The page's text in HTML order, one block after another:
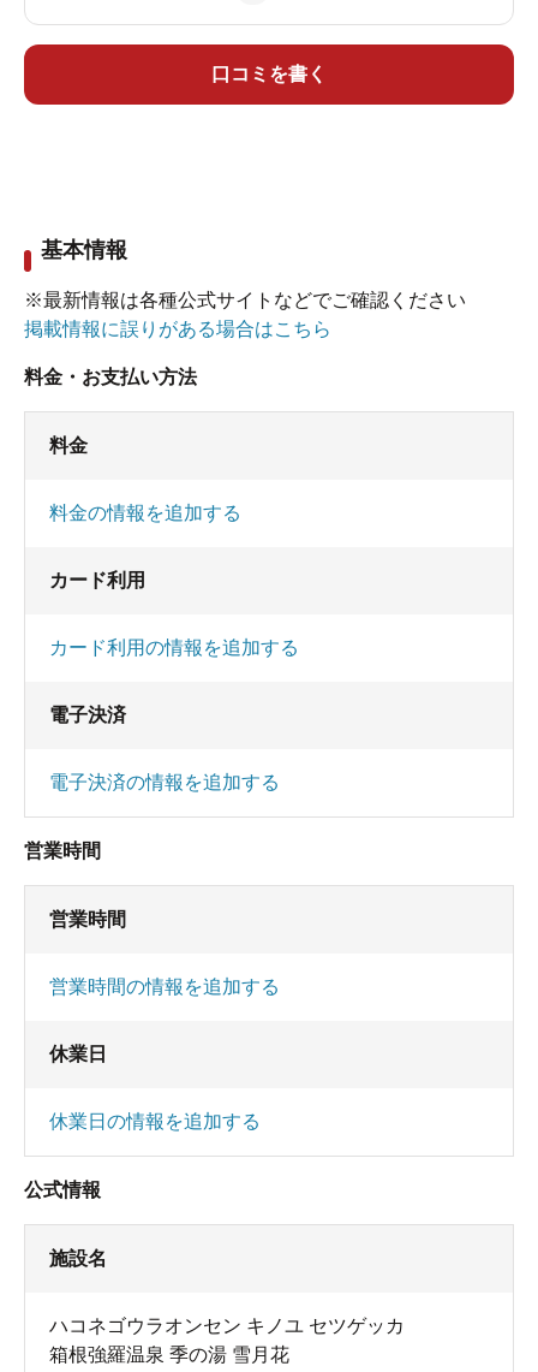
口コミを書く
基本情報
※最新情報は各種公式サイトなどでご確認ください
掲載情報に誤りがある場合はこちら
料金・お支払い方法
料金
料金の情報を追加する
カード利用
カード利用の情報を追加する
電子決済
電子決済の情報を追加する
営業時間
営業時間
営業時間の情報を追加する
休業日
休業日の情報を追加する
公式情報
施設名
ハコネゴウラオンセン キノユ セツゲッカ
箱根強羅温泉 季の湯 雪月花